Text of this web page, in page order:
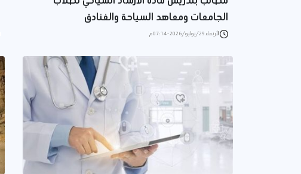
الجامعات ومعاهد السياحة والفنادق
الأربعاء 29/يوليو/2026 - 07:14 م